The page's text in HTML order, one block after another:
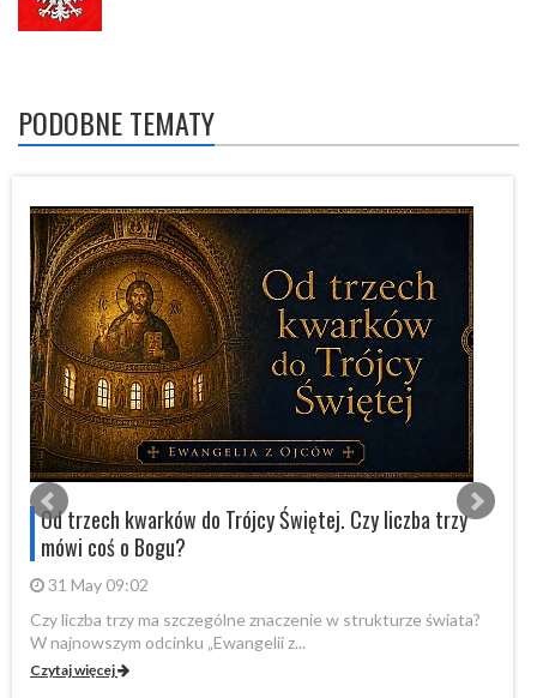
PODOBNE TEMATY
Od trzech kwarków do Trójcy Świętej. Czy liczba trzy
mówi coś o Bogu?
31 May 09:02
Czy liczba trzy ma szczególne znaczenie w strukturze świata?
W najnowszym odcinku „Ewangelii z...
Czytaj więcej